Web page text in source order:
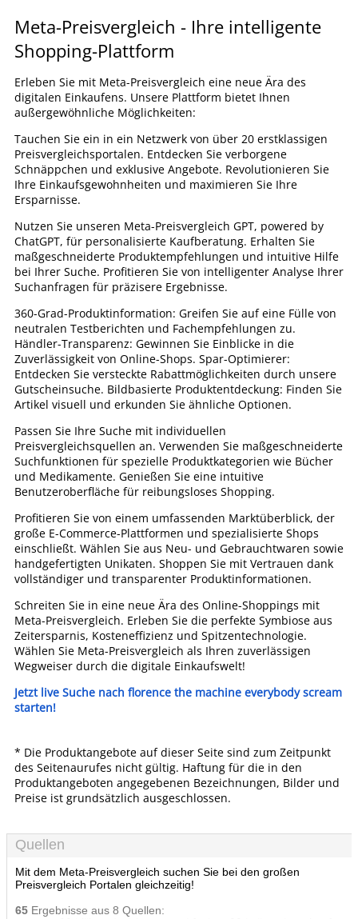
Meta-Preisvergleich - Ihre intelligente
Shopping-Plattform
Erleben Sie mit Meta-Preisvergleich eine neue Ära des
digitalen Einkaufens. Unsere Plattform bietet Ihnen
außergewöhnliche Möglichkeiten:
Tauchen Sie ein in ein Netzwerk von über 20 erstklassigen
Preisvergleichsportalen. Entdecken Sie verborgene
Schnäppchen und exklusive Angebote. Revolutionieren Sie
Ihre Einkaufsgewohnheiten und maximieren Sie Ihre
Ersparnisse.
Nutzen Sie unseren Meta-Preisvergleich GPT, powered by
ChatGPT, für personalisierte Kaufberatung. Erhalten Sie
maßgeschneiderte Produktempfehlungen und intuitive Hilfe
bei Ihrer Suche. Profitieren Sie von intelligenter Analyse Ihrer
Suchanfragen für präzisere Ergebnisse.
360-Grad-Produktinformation: Greifen Sie auf eine Fülle von
neutralen Testberichten und Fachempfehlungen zu.
Händler-Transparenz: Gewinnen Sie Einblicke in die
Zuverlässigkeit von Online-Shops. Spar-Optimierer:
Entdecken Sie versteckte Rabattmöglichkeiten durch unsere
Gutscheinsuche. Bildbasierte Produktentdeckung: Finden Sie
Artikel visuell und erkunden Sie ähnliche Optionen.
Passen Sie Ihre Suche mit individuellen
Preisvergleichsquellen an. Verwenden Sie maßgeschneiderte
Suchfunktionen für spezielle Produktkategorien wie Bücher
und Medikamente. Genießen Sie eine intuitive
Benutzeroberfläche für reibungsloses Shopping.
Profitieren Sie von einem umfassenden Marktüberblick, der
große E-Commerce-Plattformen und spezialisierte Shops
einschließt. Wählen Sie aus Neu- und Gebrauchtwaren sowie
handgefertigten Unikaten. Shoppen Sie mit Vertrauen dank
vollständiger und transparenter Produktinformationen.
Schreiten Sie in eine neue Ära des Online-Shoppings mit
Meta-Preisvergleich. Erleben Sie die perfekte Symbiose aus
Zeitersparnis, Kosteneffizienz und Spitzentechnologie.
Wählen Sie Meta-Preisvergleich als Ihren zuverlässigen
Wegweiser durch die digitale Einkaufswelt!
Jetzt live Suche nach florence the machine everybody scream
starten!
* Die Produktangebote auf dieser Seite sind zum Zeitpunkt
des Seitenaurufes nicht gültig. Haftung für die in den
Produktangeboten angegebenen Bezeichnungen, Bilder und
Preise ist grundsätzlich ausgeschlossen.
Quellen
Mit dem Meta-Preisvergleich suchen Sie bei den großen
Preisvergleich Portalen gleichzeitig!
65 Ergebnisse aus 8 Quellen: